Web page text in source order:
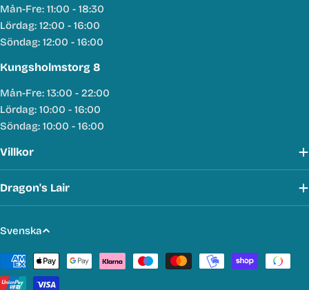
Mån-Fre: 11:00 - 18:30
Lördag: 12:00 - 16:00
Söndag: 12:00 - 16:00
Kungsholmstorg 8
Mån-Fre: 13:00 - 22:00
Lördag: 10:00 - 16:00
Söndag: 10:00 - 16:00
Villkor
Dragon's Lair
S
p
r
å
Svenska
Betalmetoder